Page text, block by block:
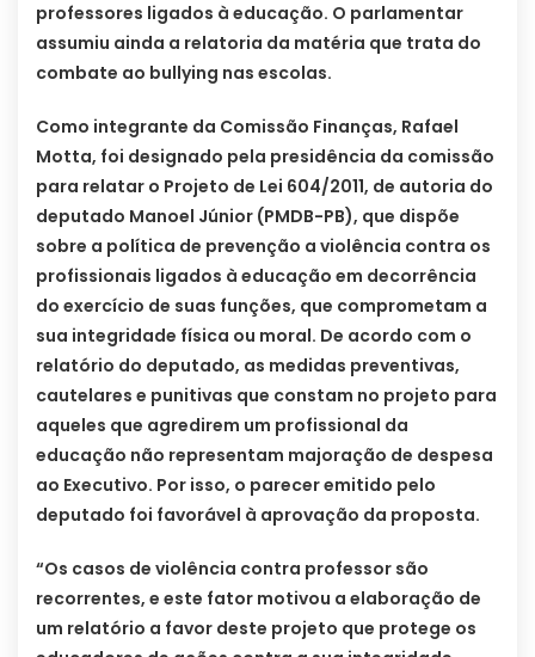
professores ligados à educação. O parlamentar
assumiu ainda a relatoria da matéria que trata do
combate ao bullying nas escolas.
Como integrante da Comissão Finanças, Rafael
Motta, foi designado pela presidência da comissão
para relatar o Projeto de Lei 604/2011, de autoria do
deputado Manoel Júnior (PMDB-PB), que dispõe
sobre a política de prevenção a violência contra os
profissionais ligados à educação em decorrência
do exercício de suas funções, que comprometam a
sua integridade física ou moral. De acordo com o
relatório do deputado, as medidas preventivas,
cautelares e punitivas que constam no projeto para
aqueles que agredirem um profissional da
educação não representam majoração de despesa
ao Executivo. Por isso, o parecer emitido pelo
deputado foi favorável à aprovação da proposta.
“Os casos de violência contra professor são
recorrentes, e este fator motivou a elaboração de
um relatório a favor deste projeto que protege os